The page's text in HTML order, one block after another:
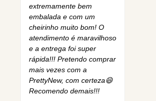
extremamente bem
embalada e com um
cheirinho muito bom! O
atendimento é maravilhoso
e a entrega foi super
rápida!!! Pretendo comprar
mais vezes com a
PrettyNew, com certeza😄
Recomendo demais!!!